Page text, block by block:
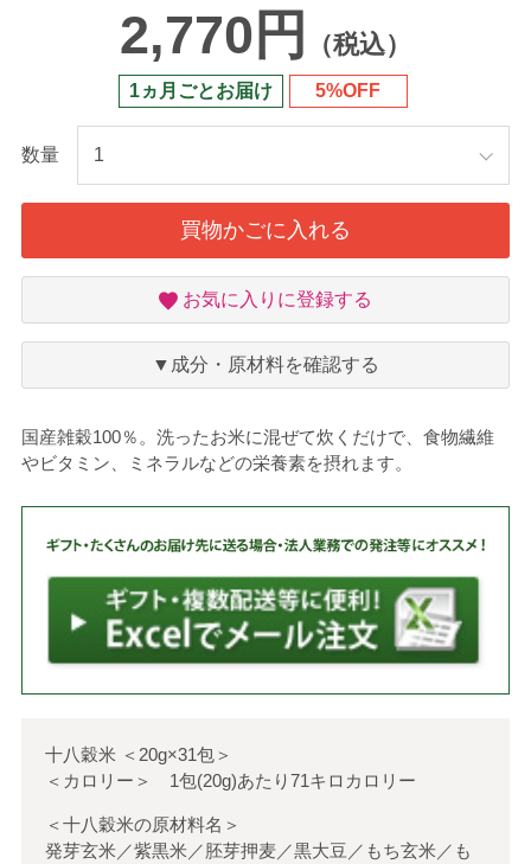
2,770円 （税込）
1ヵ月ごとお届け 5%OFF
数量
買物かごに入れる
お
入
り
お気に入りに登録する
▼成分・原材料を確認する
国産雑穀100％。洗ったお米に混ぜて炊くだけで、食物繊維
やビタミン、ミネラルなどの栄養素を摂れます。
十八穀米＜ 20g×31包＞
＜カロリー＞ 1包(20g)あたり71キロカロリー
＜十八穀米の原材料名＞
発芽玄米／紫黒米／胚芽押麦／黒大豆／もち玄米／も